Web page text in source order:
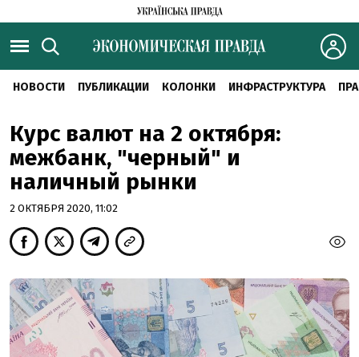
НОВОСТИ ПУБЛИКАЦИИ КОЛОНКИ ИНФРАСТРУКТУРА
Курс валют на 2 октября:
межбанк, "черный" и
наличный рынки
2 ОКТЯБРЯ 2020, 11:02